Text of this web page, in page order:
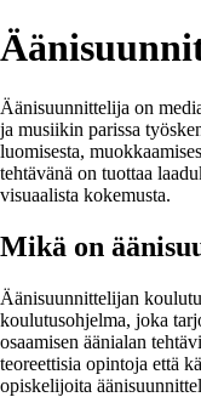
Äänisuunnittelija on
ja musiikin parissa
luomisesta,
tehtävänä on tuottaa
visuaalista kokemusta.
Mikä on
Äänisuunnittelijan
koulutusohjelma, joka
osaamisen äänialan
teoreettisia opintoja että
opiskelijoita